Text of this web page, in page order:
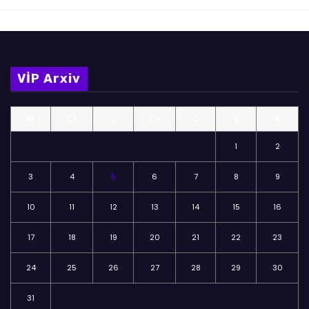
VİP Arxiv
1 2
3 4 5 6 7 8 9
10 11 12 13 14 15 16
17 18 19 20 21 22 23
24 25 26 27 28 29 30
31